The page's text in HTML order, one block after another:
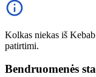
Kolkas niekas iš
patirtimi.
Bendruomenės